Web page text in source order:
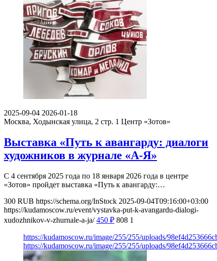
2025-09-04 2026-01-18
Москва, Ходынская улица, 2 стр. 1 Центр «Зотов»
Выставка «Путь к авангарду: диалоги
художников в журнале «А-Я»
С 4 сентября 2025 года по 18 января 2026 года в центре
«Зотов» пройдет выставка «Путь к авангарду:…
300 RUB https://schema.org/InStock 2025-09-04T09:16:00+03:00
https://kudamoscow.ru/event/vystavka-put-k-avangardu-dialogi-
xudozhnikov-v-zhurnale-a-ja/ 450 ₽ 808 1
https://kudamoscow.ru/image/255/255/uploads/
https://kudamoscow.ru/image/255/255/uploads/